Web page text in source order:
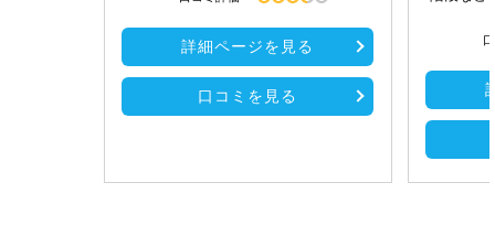
詳細ページを見る
口コミを見る